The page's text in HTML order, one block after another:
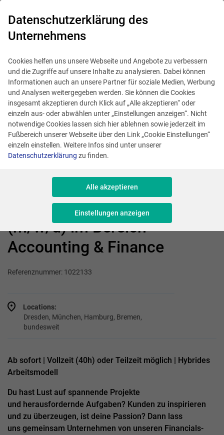
Projektleiter / Consultant
(m/w/d) im Bereich
Accounting & Finance
Referenznummer: 1022133
Locations:
Dresden, München, Hamburg, Bremen,
bundesweit
Ab sofort | Vollzeit (40h) oder Teilzeit möglich | Hybrides
Arbeitsmodell
Du hast Lust auf spannende Projekte
und herausfordernde Aufgaben? Kunden zu inspirieren
und zu überzeugen, ist deine Passion? Dann lass
uns gemeinsam Unternehmen von unseren Financials-
Datenschutzerklärung des
Unternehmens
Cookies helfen uns unsere Webseite und Angebote zu verbessern
und die Zugriffe auf unsere Inhalte zu analysieren. Dabei können
Informationen auch an unsere Partner für soziale Medien, Werbung
und Analysen weitergegeben werden. Sie können die Cookies
insgesamt akzeptieren durch Klick auf „Alle akzeptieren“ oder
einzeln aus- oder abwählen unter „Einstellungen anzeigen“. Nicht
notwendige Cookies lassen sich hier ablehnen sowie jederzeit im
Fußbereich unserer Webseite über den Link „Cookie Einstellungen“
einzeln einstellen. Weitere Infos sind unter unserer
Datenschutzerklärung zu finden.
Alle akzeptieren
Einstellungen anzeigen